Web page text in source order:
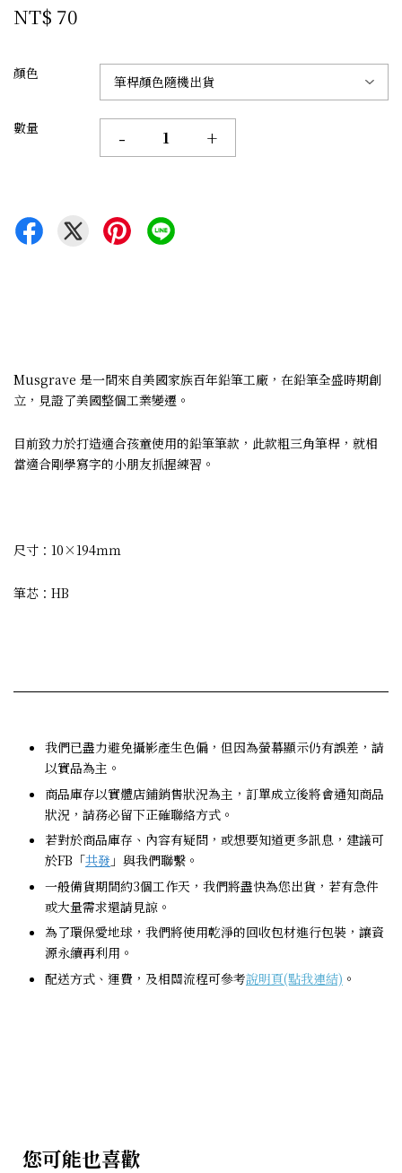
NT$ 70
顏色
數量 - +
Musgrave 是一間來自美國家族百年鉛筆工廠，在鉛筆全盛時期創
立，見證了美國整個工業變遷。
目前致力於打造適合孩童使用的鉛筆筆款，此款粗三角筆桿，就相
當適合剛學寫字的小朋友抓握練習。
尺寸：10×194ｍｍ
筆芯：HB
我們已盡力避免攝影產生色偏，但因為螢幕顯示仍有誤差，請
以實品為主。
商品庫存以實體店鋪銷售狀況為主，訂單成立後將會通知商品
狀況，請務必留下正確聯絡方式。
若對於商品庫存、內容有疑問，或想要知道更多訊息，建議可
於FB「共發 」與我們聯繫。
一般備貨期間約3個工作天，我們將盡快為您出貨，若有急件
或大量需求還請見諒。
為了環保愛地球，我們將使用乾淨的回收包材進行包裝，讓資
源永續再利用。
配送方式、運費，及相關流程可參考說明頁(點我連結) 。
您可能也喜歡